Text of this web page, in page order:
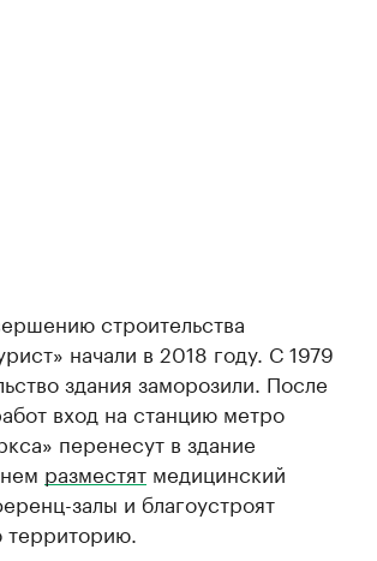
строительства
начали в 2018 году. С 1979
здания заморозили. После
вход на станцию метро
перенесут в здание
разместят медицинский
залы и благоустроят